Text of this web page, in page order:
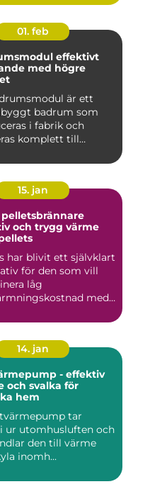
01. feb
effektivt
med högre
är ett
badrum som
i fabrik och
komplett till
15. jan
och trygg värme
har blivit ett självklart
för den som vill
låg
med
14. jan
- effektiv
och svalka för
hem
tar
ur utomhusluften och
den till värme
inomh...